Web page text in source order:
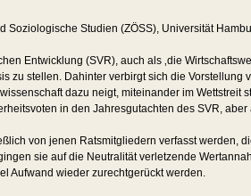
Soziologische Studien (ZÖSS), Universität
Entwicklung (SVR), auch als ‚die
zu stellen. Dahinter verbirgt sich die
dazu neigt, miteinander im
in den Jahresgutachten des SVR,
von jenen Ratsmitgliedern verfasst
sie auf die Neutralität verletzende
Aufwand wieder zurechtgerückt werden.